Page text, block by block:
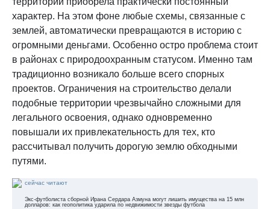
характер. На этом фоне любые схемы, связанные с
землей, автоматически превращаются в историю с
огромными деньгами. Особенно остро проблема стоит
в районах с природоохранным статусом. Именно там
традиционно возникало больше всего спорных
проектов. Ограничения на строительство делали
подобные территории чрезвычайно сложными для
легального освоения, однако одновременно
повышали их привлекательность для тех, кто
рассчитывал получить дорогую землю обходными
путями.
сейчас читают
Экс-футболиста сборной Ирана Сердара Азмуна могут лишить имущества на 15 млн
долларов: как геополитика ударила по недвижимости звезды футбола